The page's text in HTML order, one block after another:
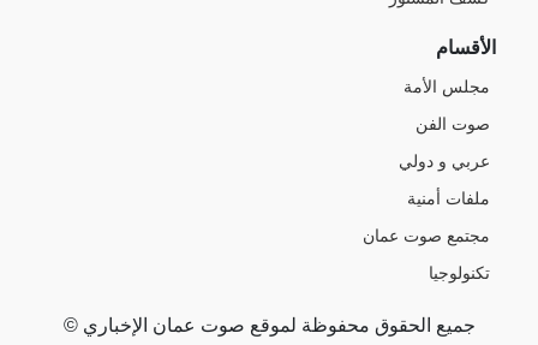
الأقسام
مجلس الأمة
صوت الفن
عربي و دولي
ملفات أمنية
مجتمع صوت عمان
تكنولوجيا
جميع الحقوق محفوظة لموقع صوت عمان الإخباري ©